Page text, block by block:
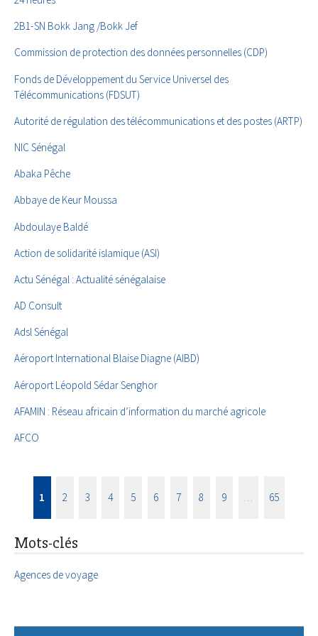
2B1-SN Bokk Jang /Bokk Jef
Commission de protection des données personnelles (CDP)
Fonds de Développement du Service Universel des
Télécommunications (FDSUT)
Autorité de régulation des télécommunications et des postes (ARTP)
NIC Sénégal
Abaka Pêche
Abbaye de Keur Moussa
Abdoulaye Baldé
Action de solidarité islamique (ASI)
Actu Sénégal : Actualité sénégalaise
AD Consult
Adsl Sénégal
Aéroport International Blaise Diagne (AIBD)
Aéroport Léopold Sédar Senghor
AFAMIN : Réseau africain d’information du marché agricole
AFCO
1 2 3 4 5 6 7 8 9 … 65
Mots-clés
Agences de voyage